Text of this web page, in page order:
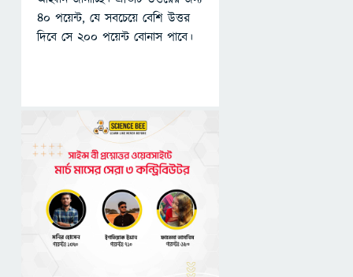
৪০ পয়েন্ট, যে সবচেয়ে বেশি উত্তর
দিবে সে ২০০ পয়েন্ট বোনাস পাবে।